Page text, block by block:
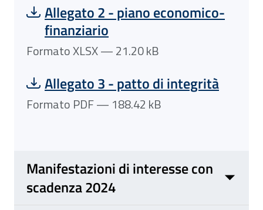
Scarica file:
Allegato 2 - piano economico-
finanziario
Formato XLSX — Dimensione 21.20 kB
Formato XLSX — 21.20 kB
Scarica file:
Allegato 3 - patto di integrità
Formato PDF — Dimensione 188.42 kB
Formato PDF — 188.42 kB
Manifestazioni di interesse con
scadenza 2024